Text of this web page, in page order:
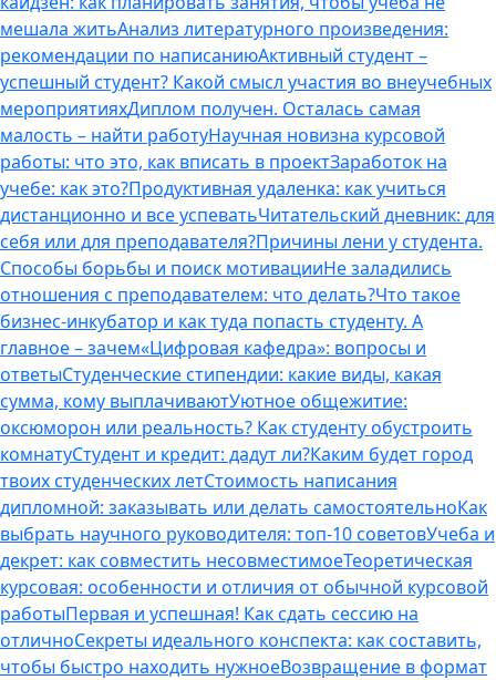
мешала житьАнализ литературного произведения:
рекомендации по написаниюАктивный студент –
успешный студент? Какой смысл участия во внеучебных
мероприятияхДиплом получен. Осталась самая
малость – найти работуНаучная новизна курсовой
работы: что это, как вписать в проектЗаработок на
учебе: как это?Продуктивная удаленка: как учиться
дистанционно и все успеватьЧитательский дневник: для
себя или для преподавателя?Причины лени у студента.
Способы борьбы и поиск мотивацииНе заладились
отношения с преподавателем: что делать?Что такое
бизнес-инкубатор и как туда попасть студенту. А
главное – зачем«Цифровая кафедра»: вопросы и
ответыСтуденческие стипендии: какие виды, какая
сумма, кому выплачиваютУютное общежитие:
оксюморон или реальность? Как студенту обустроить
комнатуСтудент и кредит: дадут ли?Каким будет город
твоих студенческих летСтоимость написания
дипломной: заказывать или делать самостоятельноКак
выбрать научного руководителя: топ-10 советовУчеба и
декрет: как совместить несовместимоеТеоретическая
курсовая: особенности и отличия от обычной курсовой
работыПервая и успешная! Как сдать сессию на
отличноСекреты идеального конспекта: как составить,
чтобы быстро находить нужноеВозвращение в формат